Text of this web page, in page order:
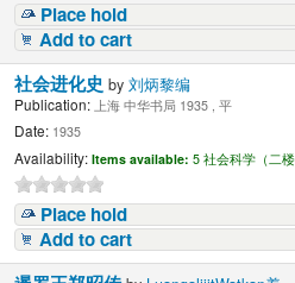
Place hold
Add to cart
社会进化史by刘炳黎编
Publication: 上海 中华书局 1935 , 平
Date: 1935
Availability: Items available: 5 社会科学（二
Place hold
Add to cart